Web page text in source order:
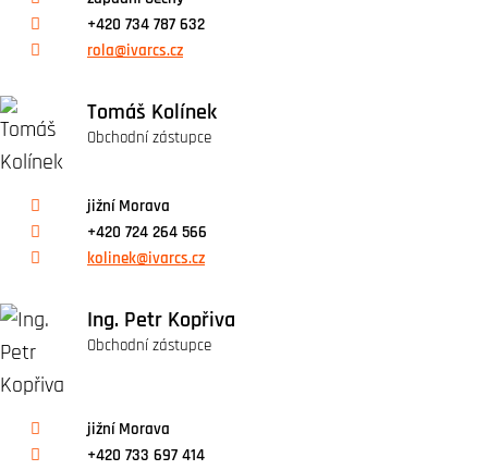
+420 734 787 632
rola@ivarcs.cz
Tomáš Kolínek
Obchodní zástupce
jižní Morava
+420 724 264 566
kolinek@ivarcs.cz
Ing. Petr Kopřiva
Obchodní zástupce
jižní Morava
+420 733 697 414